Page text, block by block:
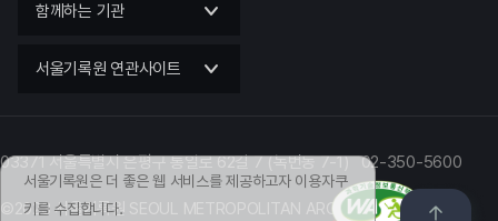
서울기록원은 더 좋은 웹 서비스를 제공하고자 이용자쿠
키를 수집합니다.
함께하는 기관
서울기록원 연관사이트
03371 서울특별시 은평구 통일로 62길 7 (녹번동 7-1) 02-350-5600
©2023 서울기록원 SEOUL METROPOLITAN ARCHIVES